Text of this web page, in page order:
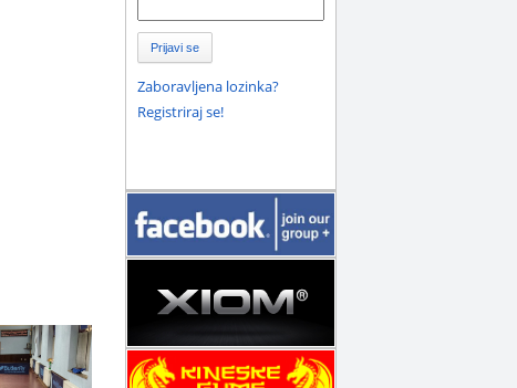
Prijavi se
Zaboravljena lozinka?
Registriraj se!